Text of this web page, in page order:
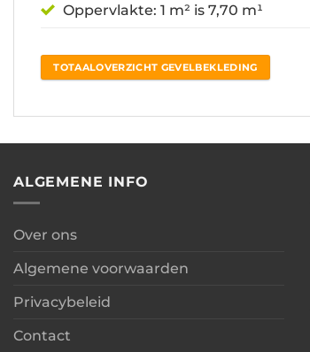
Oppervlakte: 1 m² is 7,70 m¹
TOTAALOVERZICHT GEVELBEKLEDING
ALGEMENE INFO
Over ons
Algemene voorwaarden
Privacybeleid
Contact